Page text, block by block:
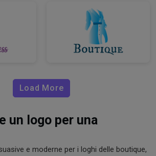
Load More
un logo per una
e moderne per i loghi delle boutique,